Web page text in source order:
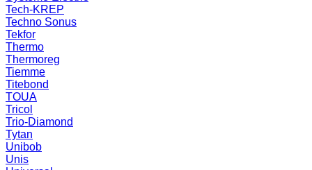
Tech-KREP
Techno Sonus
Tekfor
Thermo
Thermoreg
Tiemme
Titebond
TOUA
Tricol
Trio-Diamond
Tytan
Unibob
Unis